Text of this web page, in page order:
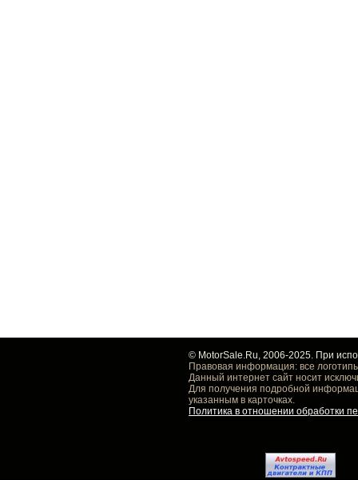
© MotorSale.Ru, 2006-2025. При
Правовая информация: все
Данный интернет сайт носит
Для получения подробной
указанным в карточках.
Политика в отношении обработки